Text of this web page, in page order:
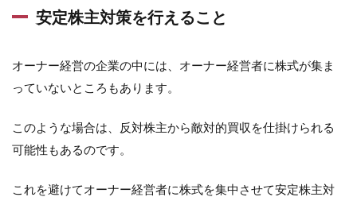
安定株主対策を行えること
オーナー経営の企業の中には、オーナー経営者に株式が集ま
っていないところもあります。
このような場合は、反対株主から敵対的買収を仕掛けられる
可能性もあるのです。
これを避けてオーナー経営者に株式を集中させて安定株主対